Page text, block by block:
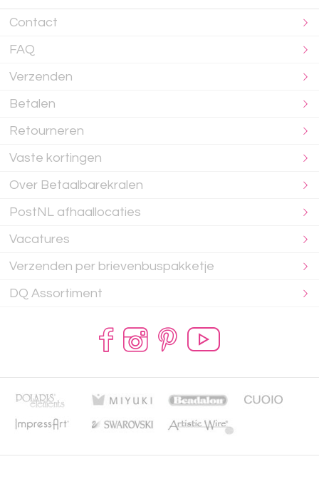
Contact
FAQ
Verzenden
Betalen
Retourneren
Vaste kortingen
Over Betaalbarekralen
PostNL afhaallocaties
Vacatures
Verzenden per brievenbuspakketje
DQ Assortiment